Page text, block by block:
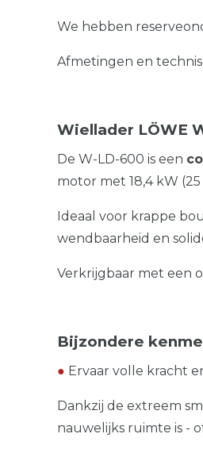
We hebben
Afmetingen en
Wiellader LÖWE
De W-LD-600 is een
motor met 18,4 kW
Ideaal voor krappe
wendbaarheid en
Verkrijgbaar met een
Bijzondere
● Ervaar volle kracht
Dankzij de extreem
nauwelijks ruimte is -